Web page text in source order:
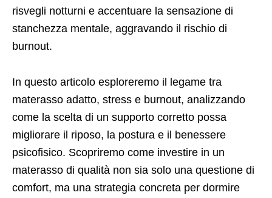
risvegli notturni e accentuare la sensazione di
stanchezza mentale, aggravando il rischio di
burnout.
In questo articolo esploreremo il legame tra
materasso adatto, stress e burnout, analizzando
come la scelta di un supporto corretto possa
migliorare il riposo, la postura e il benessere
psicofisico. Scopriremo come investire in un
materasso di qualità non sia solo una questione di
comfort, ma una strategia concreta per dormire